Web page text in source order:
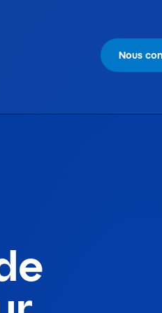
Nous